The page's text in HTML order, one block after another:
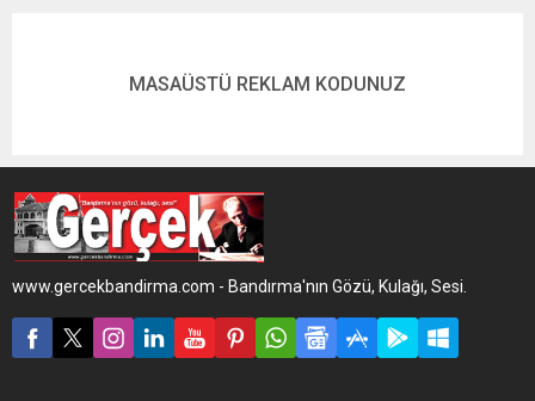
MASAÜSTÜ REKLAM KODUNUZ
www.gercekbandirma.com - Bandırma'nın Gözü, Kulağı, Sesi.